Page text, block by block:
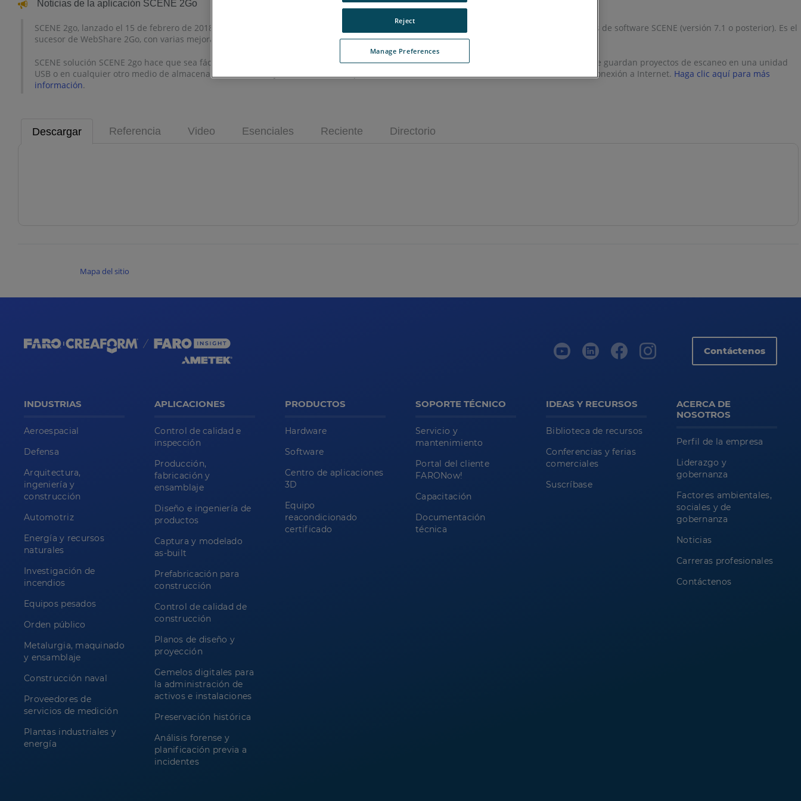
Noticias de la aplicación SCENE 2Go
SCENE 2go, lanzado el 15 de febrero de 2018, es una solución segura para compartir proyectos que no está basada en Internet para usuarios de software SCENE (versión 7.1 o posterior). Es el
sucesor de WebShare 2Go, con varias mejoras y nuevas características. SCENE 2go consta de una aplicación y un visor.
SCENE solución SCENE 2go hace que sea fácil compartir proyectos de escaneo de solo lectura con socios y clientes. Los usuarios simplemente guardan proyectos de escaneo en una unidad
USB o en cualquier otro medio de almacenamiento externo y lo ven en una computadora con Windows
sin la necesidad de una conexión a Internet. Haga clic aquí para más
información.
Descargar Referencia Video Esenciales Reciente Directorio
Mapa del sitio
Contáctenos
INDUSTRIAS
Aeroespacial
Defensa
Arquitectura,
ingeniería y
construcción
Automotriz
Energía y recursos
naturales
Investigación de
incendios
Equipos pesados
Orden público
Metalurgia, maquinado
y ensamblaje
Construcción naval
Proveedores de
servicios de medición
Plantas industriales y
energía
APLICACIONES
Control de calidad e
inspección
Producción,
fabricación y
ensamblaje
Diseño e ingeniería de
productos
Captura y modelado
as-built
Prefabricación para
construcción
Control de calidad de
construcción
Planos de diseño y
proyección
Gemelos digitales para
la administración de
activos e instalaciones
Preservación histórica
Análisis forense y
planificación previa a
incidentes
PRODUCTOS
Hardware
Software
Centro de aplicaciones
3D
Equipo
reacondicionado
certificado
SOPORTE TÉCNICO
Servicio y
mantenimiento
Portal del cliente
FARONow!
Capacitación
Documentación
técnica
IDEAS Y RECURSOS
Biblioteca de recursos
Conferencias y ferias
comerciales
Suscríbase
ACERCA DE
NOSOTROS
Perfil de la empresa
Liderazgo y
gobernanza
Factores ambientales,
sociales y de
gobernanza
Noticias
Carreras profesionales
Contáctenos
Manage Preferences
Reject